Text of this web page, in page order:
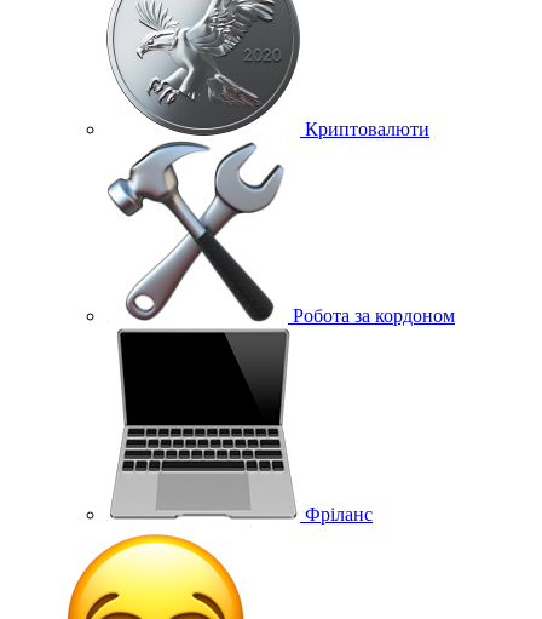
Криптовалюти
Робота за кордоном
Фріланс